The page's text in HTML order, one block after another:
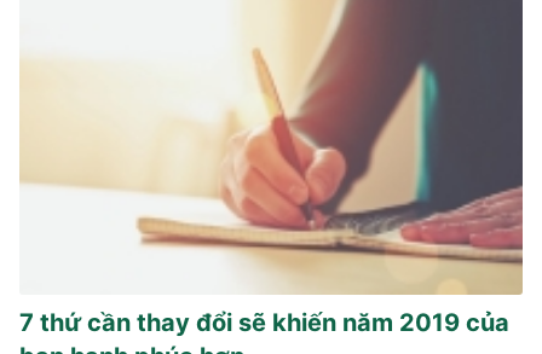
7 thứ cần thay đổi sẽ khiến năm 2019 của